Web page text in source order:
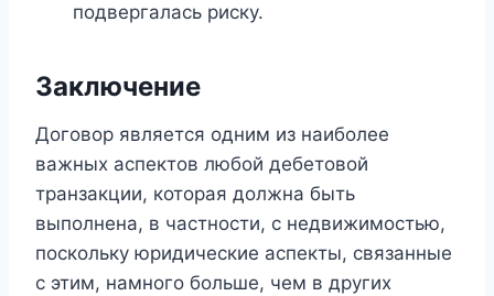
подвергалась риску.
Заключение
Договор является одним из наиболее
важных аспектов любой дебетовой
транзакции, которая должна быть
выполнена, в частности, с недвижимостью,
поскольку юридические аспекты, связанные
с этим, намного больше, чем в других